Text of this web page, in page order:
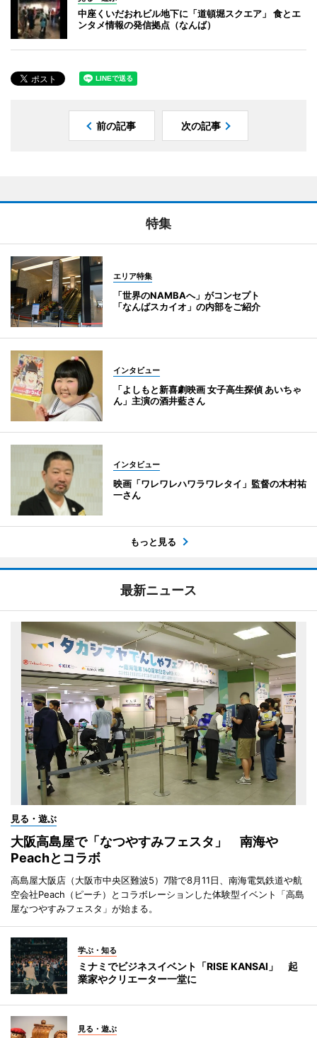
中座くいだおれビル地下に「道頓堀スクエア」 食とエ
ンタメ情報の発信拠点（なんば）
前の記事 次の記事
特集
エリア特集
「世界のNAMBAへ」がコンセプト
「なんばスカイオ」の内部をご紹介
インタビュー
「よしもと新喜劇映画 女子高生探偵 あいちゃ
ん」主演の酒井藍さん
インタビュー
映画「ワレワレハワラワレタイ」監督の木村祐
一さん
もっと見る
最新ニュース
見る・遊ぶ
大阪高島屋で「なつやすみフェスタ」 南海や
Peachとコラボ
高島屋大阪店（大阪市中央区難波5）7階で8月11日、南海電気鉄道や航
空会社Peach（ピーチ）とコラボレーションした体験型イベント「高島
屋なつやすみフェスタ」が始まる。
学ぶ・知る
ミナミでビジネスイベント「RISE KANSAI」 起
業家やクリエーター一堂に
見る・遊ぶ